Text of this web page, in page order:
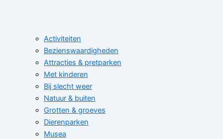
Activiteiten
Bezienswaardigheden
Attracties & pretparken
Met kinderen
Bij slecht weer
Natuur & buiten
Grotten & groeves
Dierenparken
Musea